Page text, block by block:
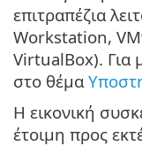
επιτραπέζια
Workstation,
VirtualBox). Για
στο θέμα
Η εικονική
έτοιμη προς